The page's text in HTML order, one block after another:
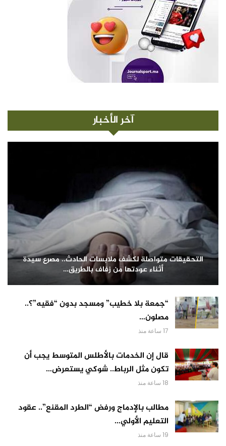
آخر الأخبار
التحقيقات متواصلة لكشف ملابسات الحادث.. مصرع سيدة
أثناء عودتها من زفاف بالطريق…
“جمعة بلا خطيب” ومسجد بدون “فقيه”؟..
مصلون…
17 ساعة منذ
قال إن الخدمات بالأطلس المتوسط يجب أن
تكون مثل الرباط.. شوكي يستعرض…
18 ساعة منذ
مطالب بالإدماج ورفض “الطرد المقنع”.. عقود
التعليم الأولي…
19 ساعة منذ